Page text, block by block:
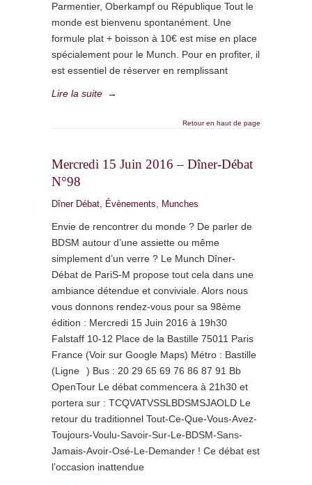
Parmentier, Oberkampf ou République Tout le
monde est bienvenu spontanément. Une
formule plat + boisson à 10€ est mise en place
spécialement pour le Munch. Pour en profiter, il
est essentiel de réserver en remplissant
Lire la suite →
Retour en haut de page
Mercredi 15 Juin 2016 – Dîner-Débat
N°98
Dîner Débat, Évènements, Munches
Envie de rencontrer du monde ? De parler de
BDSM autour d’une assiette ou même
simplement d’un verre ? Le Munch Dîner-
Débat de PariS-M propose tout cela dans une
ambiance détendue et conviviale. Alors nous
vous donnons rendez-vous pour sa 98ème
édition : Mercredi 15 Juin 2016 à 19h30
Falstaff 10-12 Place de la Bastille 75011 Paris
France (Voir sur Google Maps) Métro : Bastille
(Ligne ) Bus : 20 29 65 69 76 86 87 91 Bb
OpenTour Le débat commencera à 21h30 et
portera sur : TCQVATVSSLBDSMSJAOLD Le
retour du traditionnel Tout-Ce-Que-Vous-Avez-
Toujours-Voulu-Savoir-Sur-Le-BDSM-Sans-
Jamais-Avoir-Osé-Le-Demander ! Ce débat est
l’occasion inattendue